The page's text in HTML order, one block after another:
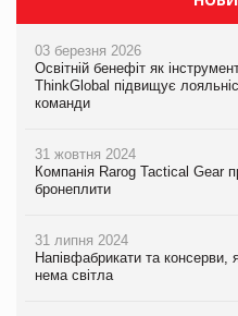
03 березня 2026
Освітній бенефіт як
ThinkGlobal підвищує
команди
31 жовтня 2024
Компанія Rarog Tactical Gear
бронеплити
31 липня 2024
Напівфабрикати та консерви,
нема світла